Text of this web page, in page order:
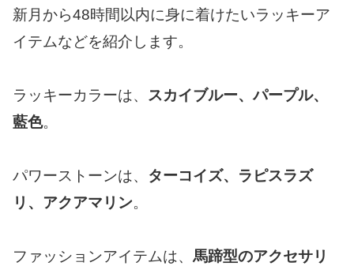
新月から48時間以内に身に着けたいラッキーア
イテムなどを紹介します。
ラッキーカラーは、 スカイブルー、パープル、
藍色。
パワーストーンは、 ターコイズ、ラピスラズ
リ、アクアマリン。
ファッションアイテムは、 馬蹄型のアクセサリ